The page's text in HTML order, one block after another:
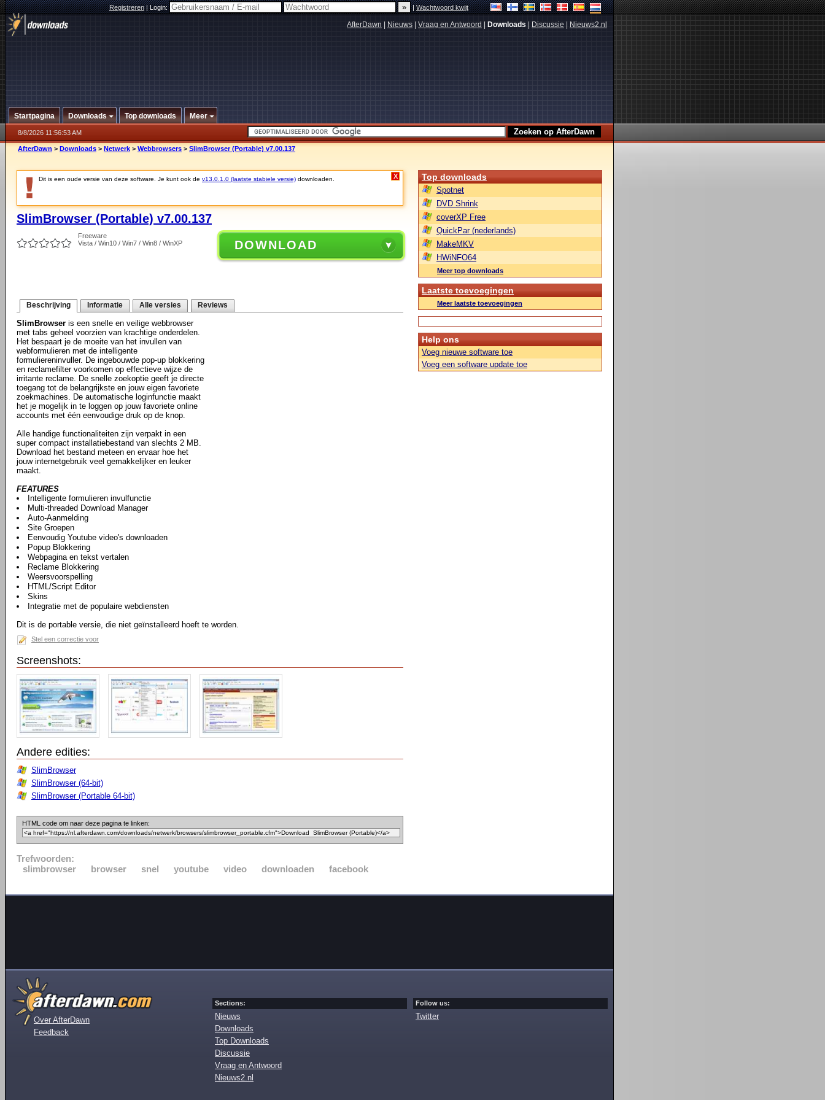
Registreren|Login: |Wachtwoord kwijt
AfterDawn Nieuws Vraag en Antwoord Downloads Discussie Nieuws2.nl
Startpagina Downloads Top downloads Meer
8/8/2026 11:56:53 AM
AfterDawn > Downloads > Netwerk > Webbrowsers > SlimBrowser (Portable) v7.00.137
Dit is een oude versie van deze software. Je kunt ook de v13.0.1.0 (laatste stabiele versie) downloaden. X
SlimBrowser (Portable) v7.00.137
Freeware
Vista / Win10 / Win7 / Win8 / WinXP
DOWNLOAD
Beschrijving Informatie Alle versies Reviews
SlimBrowser is een snelle en veilige webbrowser
met tabs geheel voorzien van krachtige onderdelen.
Het bespaart je de moeite van het invullen van
webformulieren met de intelligente
formuliereninvuller. De ingebouwde pop-up blokkering
en reclamefilter voorkomen op effectieve wijze de
irritante reclame. De snelle zoekoptie geeft je directe
toegang tot de belangrijkste en jouw eigen favoriete
zoekmachines. De automatische loginfunctie maakt
het je mogelijk in te loggen op jouw favoriete online
accounts met één eenvoudige druk op de knop.
Alle handige functionaliteiten zijn verpakt in een
super compact installatiebestand van slechts 2 MB.
Download het bestand meteen en ervaar hoe het
jouw internetgebruik veel gemakkelijker en leuker
maakt.
FEATURES
Intelligente formulieren invulfunctie
Multi-threaded Download Manager
Auto-Aanmelding
Site Groepen
Eenvoudig Youtube video's downloaden
Popup Blokkering
Webpagina en tekst vertalen
Reclame Blokkering
Weersvoorspelling
HTML/Script Editor
Skins
Integratie met de populaire webdiensten
Dit is de portable versie, die niet geïnstalleerd hoeft te worden.
Stel een correctie voor
Screenshots:
Andere edities:
SlimBrowser
SlimBrowser (64-bit)
SlimBrowser (Portable 64-bit)
HTML code om naar deze pagina te linken:
Trefwoorden:
slimbrowser
browser snel youtube video downloaden facebook
Top downloads
Spotnet
DVD Shrink
coverXP Free
QuickPar (nederlands)
MakeMKV
HWiNFO64
Meer top downloads
Laatste toevoegingen
Meer laatste toevoegingen
Help ons
Voeg nieuwe software toe
Voeg een software update toe
Over AfterDawn
Feedback
Sections:
Nieuws
Downloads
Top Downloads
Discussie
Vraag en Antwoord
Nieuws2.nl
Follow us:
Twitter